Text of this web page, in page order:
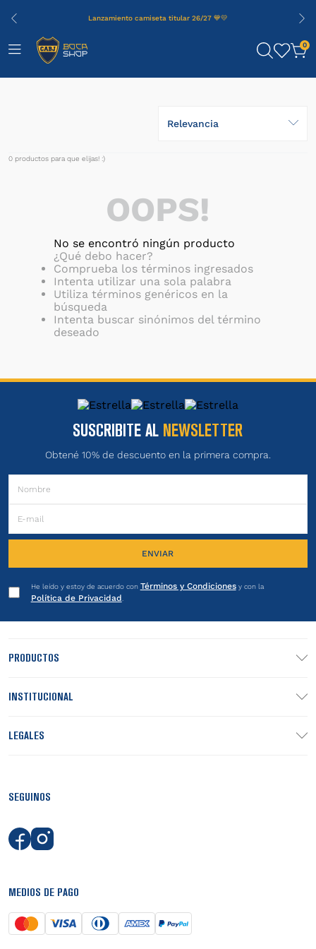
Lanzamiento camiseta titular 26/27 💙💛
0
Relevancia
0 productos
OOPS!
No se encontró ningún producto
¿Qué debo hacer?
Comprueba los términos ingresados
Intenta utilizar una sola palabra
Utiliza términos genéricos en la
búsqueda
Intenta buscar sinónimos del término
deseado
SUSCRIBITE AL NEWSLETTER
Obtené 10% de descuento en la primera compra.
ENVIAR
He leído y estoy de acuerdo con Términos y Condicionesy con la
Política de Privacidad
PRODUCTOS
INSTITUCIONAL
LEGALES
SEGUINOS
MEDIOS DE PAGO